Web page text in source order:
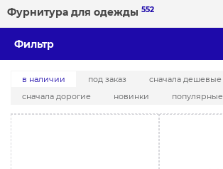
Фурнитура для одежды 552
Фильтр
в наличии под заказ
сначала дешевые
сначала дорогие
новинки популярные